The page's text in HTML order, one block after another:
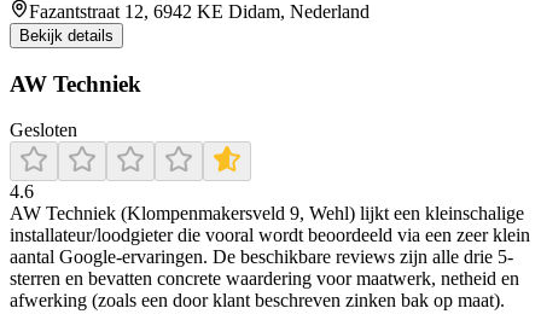
Fazantstraat 12, 6942 KE Didam, Nederland
Bekijk details
AW Techniek
Gesloten
4.6
AW Techniek (Klompenmakersveld 9, Wehl) lijkt een kleinschalige
installateur/loodgieter die vooral wordt beoordeeld via een zeer klein
aantal Google-ervaringen. De beschikbare reviews zijn alle drie 5-
sterren en bevatten concrete waardering voor maatwerk, netheid en
afwerking (zoals een door klant beschreven zinken bak op maat).